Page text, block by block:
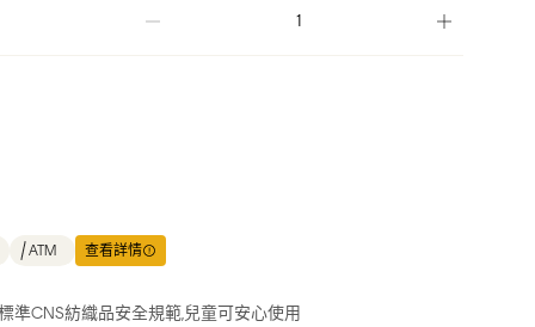
ATM 查看詳情
準CNS紡織品安全規範,兒童可安心使用